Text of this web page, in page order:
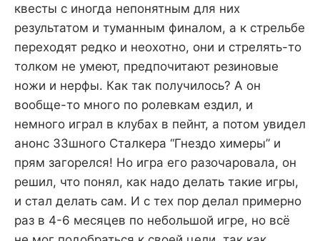
квесты с иногда непонятным для них
результатом и туманным финалом, а к стрельбе
переходят редко и неохотно, они и стрелять-то
толком не умеют, предпочитают резиновые
ножи и нерфы. Как так получилось? А он
вообще-то много по ролевкам ездил, и
немного играл в клубах в пейнт, а потом увидел
анонс ЗЗшного Сталкера “Гнездо химеры” и
прям загорелся! Но игра его разочаровала, он
решил, что понял, как надо делать такие игры,
и стал делать сам. И с тех пор делал примерно
раз в 4-6 месяцев по небольшой игре, но всё